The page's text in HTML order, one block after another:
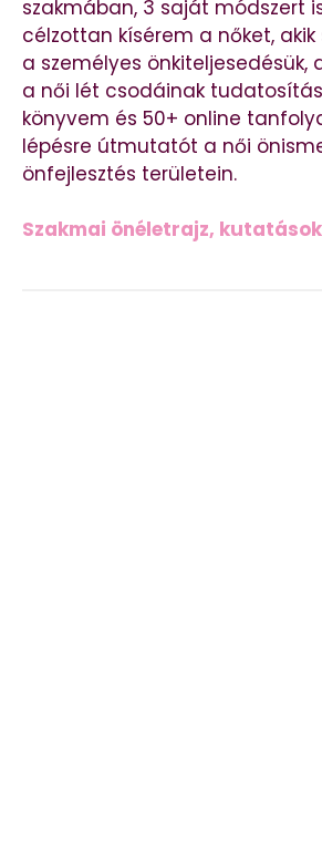
szakmában, 3 saját módszert
célzottan kísérem a nőket,
a személyes önkiteljesedésük,
a női lét csodáinak
könyvem és 50+ online
lépésre útmutatót a női
önfejlesztés területein.
Szakmai önéletrajz, kutatások